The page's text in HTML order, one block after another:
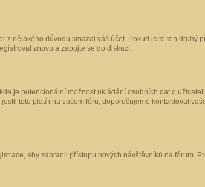
nějakého důvodu smazal váš účet. Pokud je to ten druhý
znovu a zapojte se do diskuzí.
je potencionální možnost ukládání osobních dat o
toto platí i na vašem fóru, doporučujeme kontaktovat
aby zabranil přístupu nových návštěvníků na fórum.